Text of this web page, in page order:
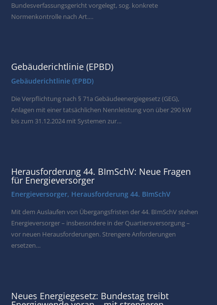
Bundesverfassungsgericht vorgelegt, sog. konkrete
Normenkontrolle nach Art.…
Gebäuderichtlinie (EPBD)
Gebäuderichtlinie (EPBD)
Die Verpflichtung nach § 71a Gebäudeenergiegesetz (GEG),
Anlagen mit einer tatsächlichen Nennleistung von über 290 kW
bis zum 31.12.2024 mit Systemen zur…
Herausforderung 44. BImSchV: Neue Fragen
für Energieversorger
Energieversorger, Herausforderung 44. BImSchV
Mit dem Auslaufen von Übergangsfristen der 44. BImSchV stehen
Energieversorger – insbesondere in der Quartiersversorgung –
vor neuen Herausforderungen. Strengere Anforderungen
ersetzen…
Neues Energiegesetz: Bundestag treibt